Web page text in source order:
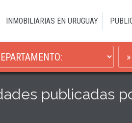
INMOBILIARIAS EN URUGUAY
publicadas